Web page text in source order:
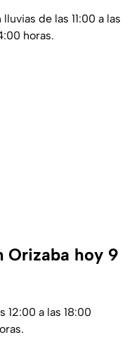
de las 11:00 a las
horas.
Orizaba hoy 9
12:00 a las 18:00